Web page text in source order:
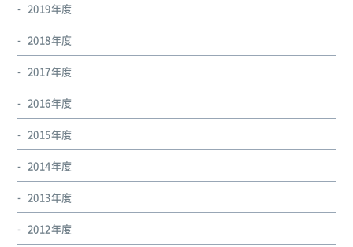
2019年度
2018年度
2017年度
2016年度
2015年度
2014年度
2013年度
2012年度